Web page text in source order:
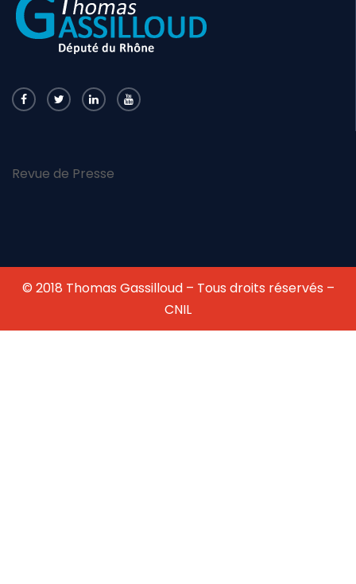
Revue de Presse
© 2018 Thomas Gassilloud – Tous droits réservés –
CNIL